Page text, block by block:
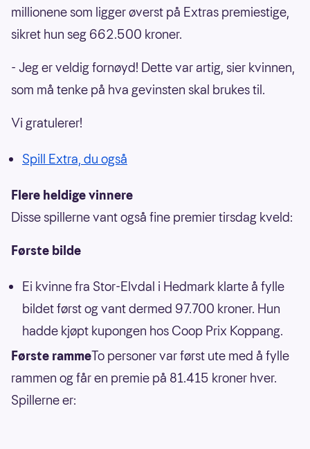
millionene som ligger øverst på Extras premiestige,
sikret hun seg 662.500 kroner.
- Jeg er veldig fornøyd! Dette var artig, sier kvinnen,
som må tenke på hva gevinsten skal brukes til.
Vi gratulerer!
Spill Extra, du også
Flere heldige vinnere
Disse spillerne vant også fine premier tirsdag kveld:
Første bilde
Ei kvinne fra Stor-Elvdal i Hedmark klarte å fylle
bildet først og vant dermed 97.700 kroner. Hun
hadde kjøpt kupongen hos Coop Prix Koppang.
Første rammeTo personer var først ute med å fylle
rammen og får en premie på 81.415 kroner hver.
Spillerne er: